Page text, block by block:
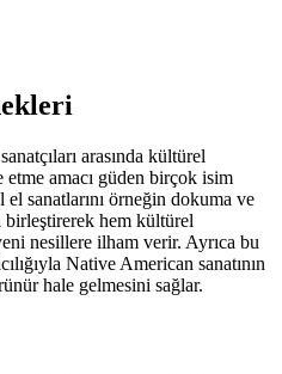
arasında kültürel
etme amacı güden birçok isim
sanatlarını örneğin dokuma ve
birleştirerek hem kültürel
nesillere ilham verir. Ayrıca bu
Native American sanatının
hale gelmesini sağlar.